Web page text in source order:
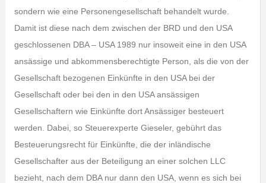
sondern wie eine Personengesellschaft behandelt wurde.
Damit ist diese nach dem zwischen der BRD und den USA
geschlossenen DBA – USA 1989 nur insoweit eine in den USA
ansässige und abkommensberechtigte Person, als die von der
Gesellschaft bezogenen Einkünfte in den USA bei der
Gesellschaft oder bei den in den USA ansässigen
Gesellschaftern wie Einkünfte dort Ansässiger besteuert
werden. Dabei, so Steuerexperte Gieseler, gebührt das
Besteuerungsrecht für Einkünfte, die der inländische
Gesellschafter aus der Beteiligung an einer solchen LLC
bezieht, nach dem DBA nur dann den USA, wenn es sich bei